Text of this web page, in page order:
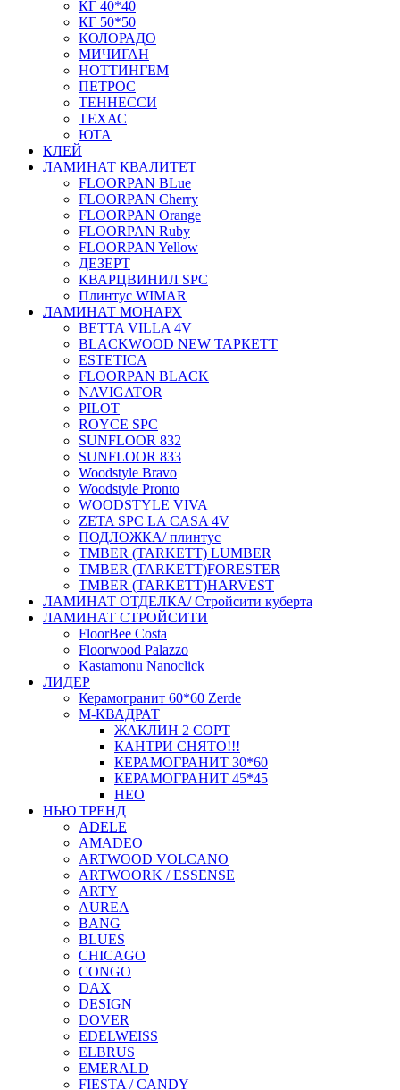
КГ 40*40
КГ 50*50
КОЛОРАДО
МИЧИГАН
НОТТИНГЕМ
ПЕТРОС
ТЕННЕССИ
ТЕХАС
ЮТА
КЛЕЙ
ЛАМИНАТ КВАЛИТЕТ
FLOORPAN BLue
FLOORPAN Cherry
FLOORPAN Orange
FLOORPAN Ruby
FLOORPAN Yellow
ДЕЗЕРТ
КВАРЦВИНИЛ SPC
Плинтус WIMAR
ЛАМИНАТ МОНАРХ
BETTA VILLA 4V
BLACKWOOD NEW ТАРКЕТТ
ESTETICA
FLOORPAN BLACK
NAVIGATOR
PILOT
ROYCE SPC
SUNFLOOR 832
SUNFLOOR 833
Woodstyle Bravo
Woodstyle Pronto
WOODSTYLE VIVA
ZETA SPC LA CASA 4V
ПОДЛОЖКА/ плинтус
ТMBER (TARKETT) LUMBER
ТMBER (TARKETT)FORESTER
ТMBER (TARKETT)HARVEST
ЛАМИНАТ ОТДЕЛКА/ Стройсити куберта
ЛАМИНАТ СТРОЙСИТИ
FloorBee Costa
Floorwood Palazzo
Kastamonu Nanoclick
ЛИДЕР
Керамогранит 60*60 Zerde
М-КВАДРАТ
ЖАКЛИН 2 СОРТ
КАНТРИ СНЯТО!!!
КЕРАМОГРАНИТ 30*60
КЕРАМОГРАНИТ 45*45
НЕО
НЬЮ ТРЕНД
ADELE
AMADEO
ARTWOOD VOLCANO
ARTWOORK / ESSENSE
ARTY
AUREA
BANG
BLUES
CHICAGO
CONGO
DAX
DESIGN
DOVER
EDELWEISS
ELBRUS
EMERALD
FIESTA / CANDY